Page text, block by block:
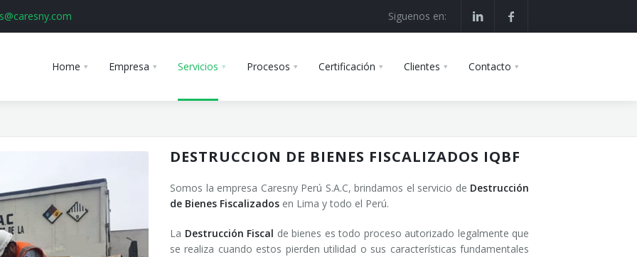
Siguenos en:
Home Empresa Servicios Procesos Certificación Clientes Contacto
DESTRUCCION DE BIENES FISCALIZADOS IQBF
Somos la empresa Caresny Perú S.A.C, brindamos el servicio de Destrucción
de Bienes Fiscalizados en Lima y todo el Perú.
La Destrucción Fiscal de bienes es todo proceso autorizado legalmente que
se realiza cuando estos pierden utilidad o sus características fundamentales